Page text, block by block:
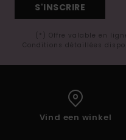
S'INSCRIRE
(*) Offre valable en
Conditions détaillées
Vind een winkel